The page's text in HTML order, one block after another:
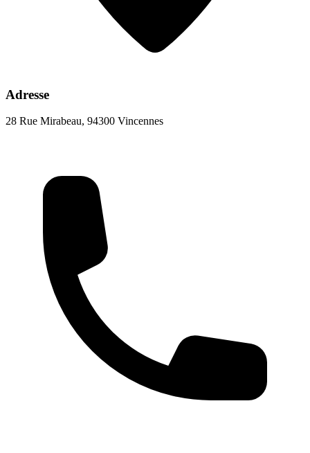
Adresse
28 Rue Mirabeau, 94300 Vincennes